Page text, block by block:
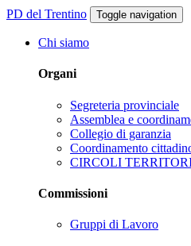
PD del Trentino Toggle navigation
Chi siamo
Organi
Segreteria provinciale
Assemblea e
Collegio di garanzia
Coordinamento
CIRCOLI
Commissioni
Gruppi di Lavoro